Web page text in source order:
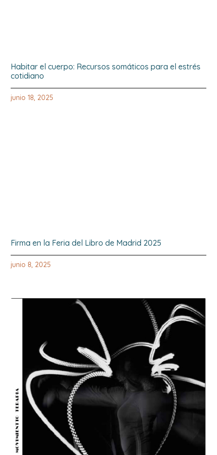
Habitar el cuerpo: Recursos somáticos para el estrés
cotidiano
junio 18, 2025
Firma en la Feria del Libro de Madrid 2025
junio 8, 2025